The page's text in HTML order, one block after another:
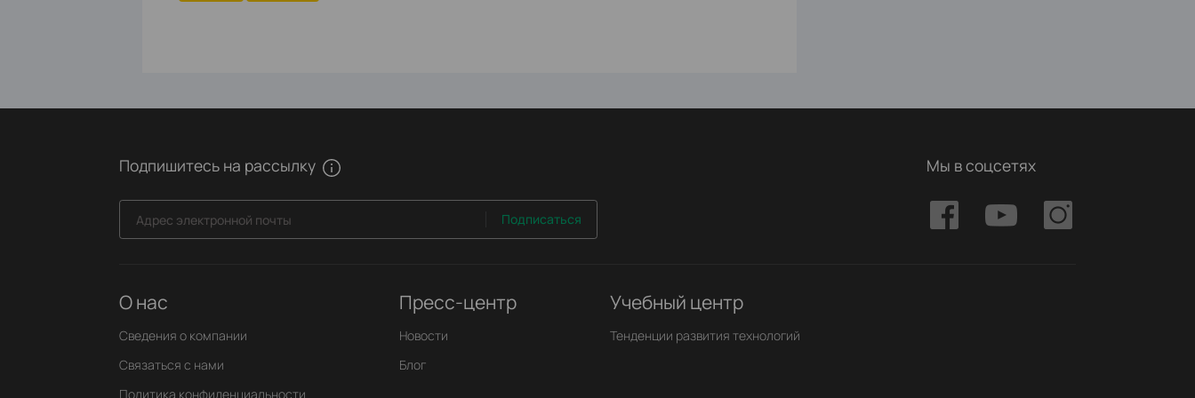
Подпишитесь на рассылку
Адрес электронной почты Подписаться
Мы в соцсетях
О нас
Сведения о компании
Связаться с нами
Политика конфиденциальности
Пресс-центр
Новости
Блог
Учебный центр
Тенденции развития технологий